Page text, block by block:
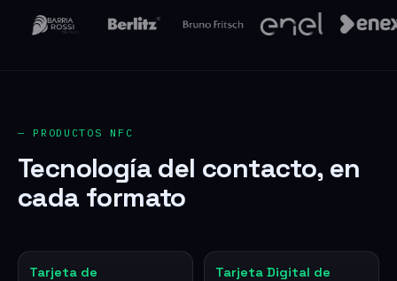
— PRODUCTOS NFC
Tecnología del contacto, en
cada formato
Tarjeta de
Tarjeta Digital de